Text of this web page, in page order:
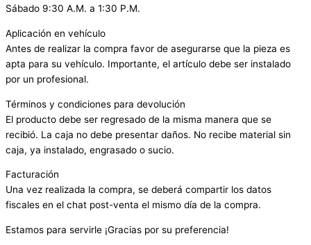
Sábado 9:30 A.M. a 1:30 P.M.
Aplicación en vehículo
Antes de realizar la compra favor de asegurarse que la pieza es
apta para su vehículo. Importante, el artículo debe ser instalado
por un profesional.
Términos y condiciones para devolución
El producto debe ser regresado de la misma manera que se
recibió. La caja no debe presentar daños. No recibe material sin
caja, ya instalado, engrasado o sucio.
Facturación
Una vez realizada la compra, se deberá compartir los datos
fiscales en el chat post-venta el mismo día de la compra.
Estamos para servirle ¡Gracias por su preferencia!